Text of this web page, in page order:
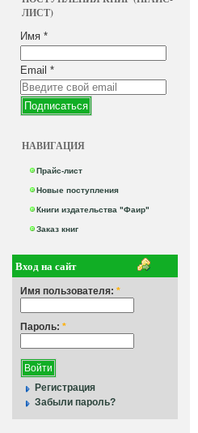
ЛИСТ)
Имя *
Email *
НАВИГАЦИЯ
Прайс-лист
Новые поступления
Книги издательства "Фаир"
Заказ книг
Вход на сайт
Имя пользователя: *
Пароль: *
Регистрация
Забыли пароль?